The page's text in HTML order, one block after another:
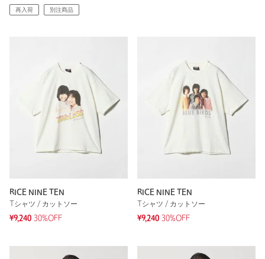
再入荷 別注商品
RICE NINE TEN
Tシャツ / カットソー
¥9,240 30%OFF
RICE NINE TEN
Tシャツ / カットソー
¥9,240 30%OFF